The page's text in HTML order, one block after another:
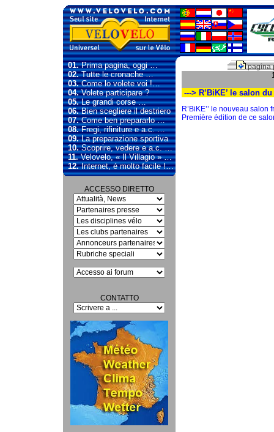
01.Prima pagina, oggi …
02.Tutte le cronache …
03.Come lo volete voi !…
04.Volete participare ?
05.Le grandi corse …
06.Bien scegliere il destriero
07.Come ben prepararlo …
08.Fregi, rifiniture e a.c. …
09.La preparazione sportiva
10.Scoprire, vedere e a.c. …
11.Velovelo, « Il Villagio » …
12.Internet, é molto facile !…
ACCESSO DIRETTO
CONTATTO
pagina
---> R’BiKE’ le salon
R’BiKE’’ le nouveau
Première édition de ce